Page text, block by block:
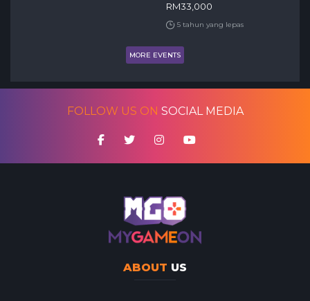
RM33,000
5 tahun yang lepas
MORE EVENTS
FOLLOW US ON SOCIAL MEDIA
ABOUT US